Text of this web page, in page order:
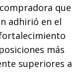
que
adhirió en el
más
superiores a